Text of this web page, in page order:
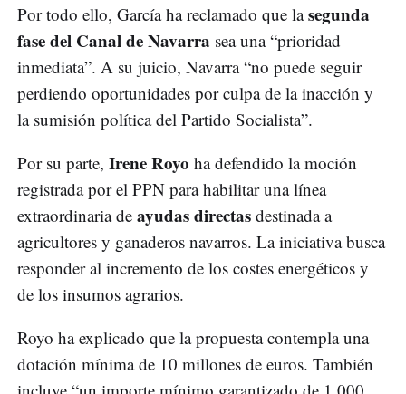
Por todo ello, García ha reclamado que lasegunda
fase del Canal de Navarra sea una “prioridad
inmediata”. A su juicio, Navarra “no puede seguir
perdiendo oportunidades por culpa de la inacción y
la sumisión política del Partido Socialista”.
Por su parte, Irene Royo ha defendido la moción
registrada por el PPN para habilitar una línea
extraordinaria de ayudas directas destinada a
agricultores y ganaderos navarros. La iniciativa busca
responder al incremento de los costes energéticos y
de los insumos agrarios.
Royo ha explicado que la propuesta contempla una
dotación mínima de 10 millones de euros. También